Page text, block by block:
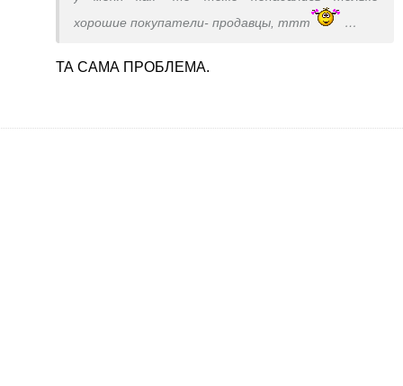
хорошие покупатели- продавцы, ттт
ТА САМА ПРОБЛЕМА.